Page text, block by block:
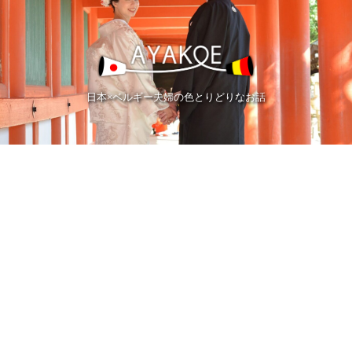
日本×ベルギー夫婦の色とりどりなお話